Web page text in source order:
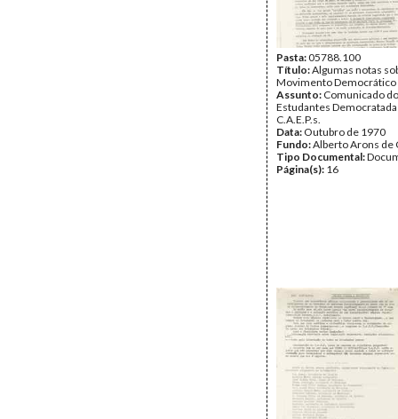
Pasta:05788.100
Título:Algumas notas
Movimento Democrático
Assunto: Comunicado
Estudantes
C.A.E.P.s.
Data: Outubro de 1970
Fundo:Alberto Arons de
Tipo Documental:
Página(s): 16